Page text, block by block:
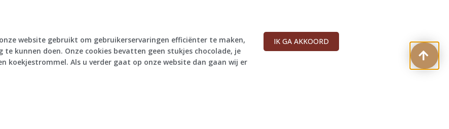
Braga's Creations
Home
About Contact
website gebruikt om gebruikerservaringen efficiënter te maken,
kunnen doen. Onze cookies bevatten geen stukjes chocolade, je
koekjestrommel. Als u verder gaat op onze website dan gaan wij er
IK GA AKKOORD